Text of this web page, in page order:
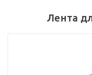
Лента